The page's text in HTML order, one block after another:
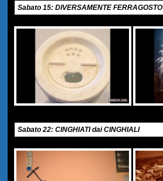
Sabato 15: DIVERSAMENTE FERRAGOSTO
Sabato 22: CINGHIATI dai CINGHIALI